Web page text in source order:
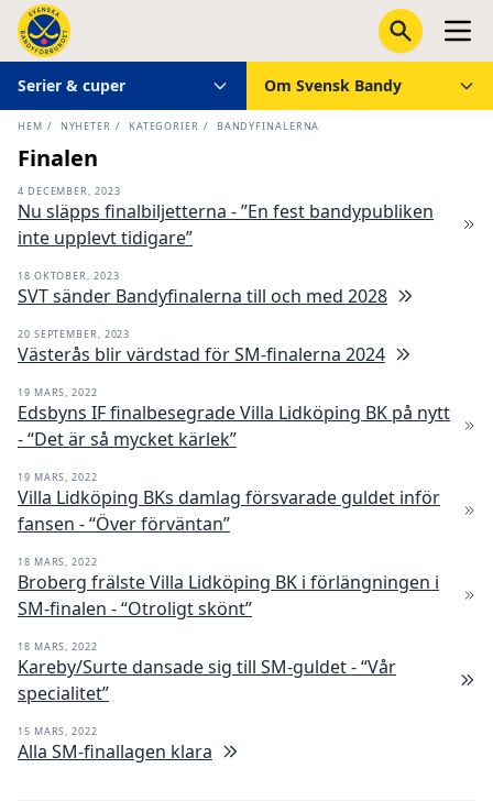
Serier & cuper Om Svensk Bandy
HEM / NYHETER / KATEGORIER / BANDYFINALERNA
Finalen
4 DECEMBER, 2023
Nu släpps finalbiljetterna - ”En fest bandypubliken
inte upplevt tidigare”
18 OKTOBER, 2023
SVT sänder Bandyfinalerna till och med 2028
20 SEPTEMBER, 2023
Västerås blir värdstad för SM-finalerna 2024
19 MARS, 2022
Edsbyns IF finalbesegrade Villa Lidköping BK på nytt
- “Det är så mycket kärlek”
19 MARS, 2022
Villa Lidköping BKs damlag försvarade guldet inför
fansen - “Över förväntan”
18 MARS, 2022
Broberg frälste Villa Lidköping BK i förlängningen i
SM-finalen - “Otroligt skönt”
18 MARS, 2022
Kareby/Surte dansade sig till SM-guldet - “Vår
specialitet”
15 MARS, 2022
Alla SM-finallagen klara